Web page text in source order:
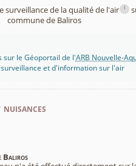
surveillance de la qualité de l'air i
commune de Baliros
sur le Géoportail de l'ARB Nouvelle-
surveillance et d'information sur l'air
Baliros